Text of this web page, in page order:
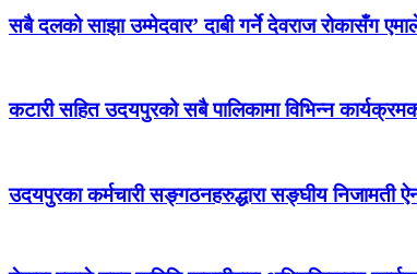
सबै दलको साझा उम्मेदवार’ दाबी गर्ने देवराज रोकासँग
कटारी सहित उदयपुरको सबै पालिकामा विभिन्न
उदयपुरका कर्मचारी सङ्गठनहरुद्धारा सङ्घीय निजामती ऐन